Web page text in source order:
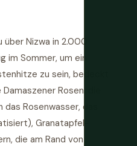
über Nizwa in 2.000
im Sommer, um ein
zu sein, bedeckt
Rosen, die
Rosenwasser, das
Granatapfel-
die am Rand von